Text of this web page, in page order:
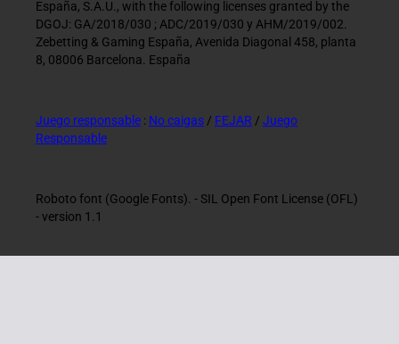
España, S.A.U., with the following licenses granted by the
DGOJ: GA/2018/030 ; ADC/2019/030 y AHM/2019/002.
Zebetting & Gaming España, Avenida Diagonal 458, planta
8, 08006 Barcelona. España
Juego responsable : No caigas / FEJAR / Juego
Responsable
Roboto font (Google Fonts). - SIL Open Font License (OFL)
- version 1.1